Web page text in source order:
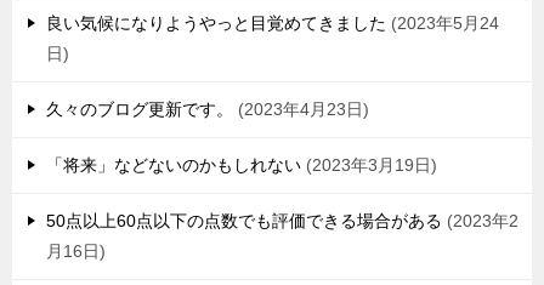
良い気候になりようやっと目覚めてきました
2023年5月24
日
久々のブログ更新です。 2023年4月23日
「将来」などないのかもしれない 2023年3月19日
50点以上60点以下の点数でも評価できる場合がある
2023年2
月16日